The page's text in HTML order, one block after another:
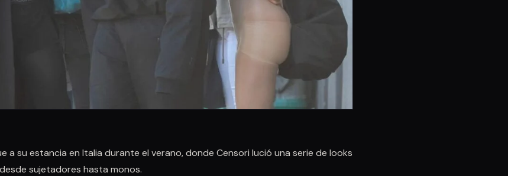
a su estancia en Italia durante el verano, donde Censori lució una serie de looks
sujetadores hasta monos.